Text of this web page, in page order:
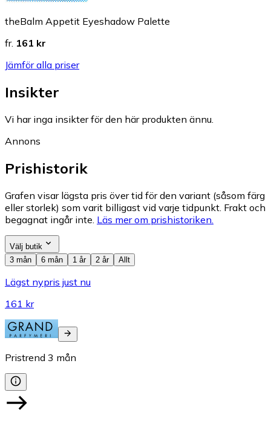
theBalm Appetit Eyeshadow Palette
fr. 161 kr
Jämför alla priser
Insikter
Vi har inga insikter för den här produkten ännu.
Annons
Prishistorik
Grafen visar lägsta pris över tid för den variant (såsom färg
eller storlek) som varit billigast vid varje tidpunkt. Frakt och
begagnat ingår inte. Läs mer om prishistoriken.
Välj butik
3 mån
6 mån 1 år 2 år Allt
Lägst nypris just nu
161 kr
Pristrend 3 mån